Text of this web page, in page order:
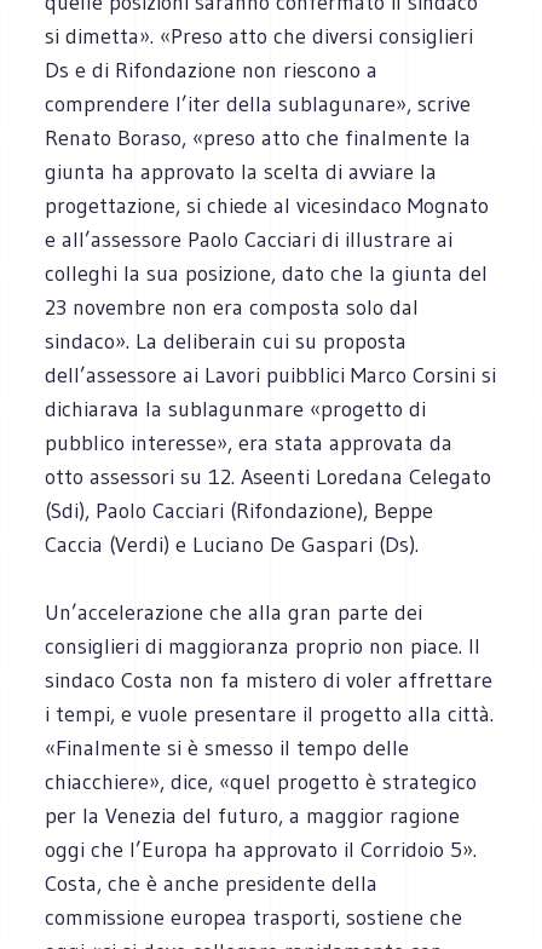
si dimetta». «Preso atto che diversi consiglieri
Ds e di Rifondazione non riescono a
comprendere l’iter della sublagunare», scrive
Renato Boraso, «preso atto che finalmente la
giunta ha approvato la scelta di avviare la
progettazione, si chiede al vicesindaco Mognato
e all’assessore Paolo Cacciari di illustrare ai
colleghi la sua posizione, dato che la giunta del
23 novembre non era composta solo dal
sindaco». La deliberain cui su proposta
dell’assessore ai Lavori puibblici Marco Corsini si
dichiarava la sublagunmare «progetto di
pubblico interesse», era stata approvata da
otto assessori su 12. Aseenti Loredana Celegato
(Sdi), Paolo Cacciari (Rifondazione), Beppe
Caccia (Verdi) e Luciano De Gaspari (Ds).
Un’accelerazione che alla gran parte dei
consiglieri di maggioranza proprio non piace. Il
sindaco Costa non fa mistero di voler affrettare
i tempi, e vuole presentare il progetto alla città.
«Finalmente si è smesso il tempo delle
chiacchiere», dice, «quel progetto è strategico
per la Venezia del futuro, a maggior ragione
oggi che l’Europa ha approvato il Corridoio 5».
Costa, che è anche presidente della
commissione europea trasporti, sostiene che